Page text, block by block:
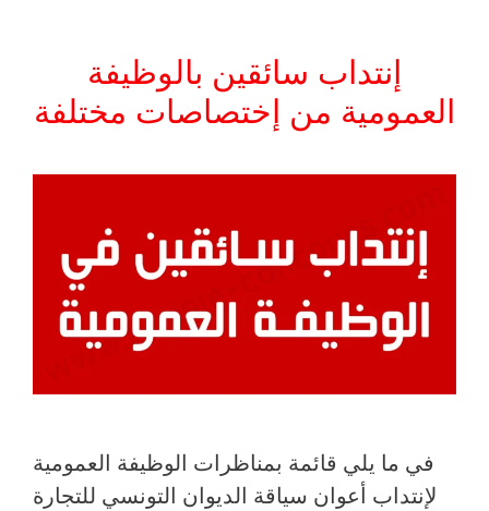
إنتداب سائقين بالوظيفة
العمومية من إختصاصات مختلفة
في ما يلي قائمة بمناظرات الوظيفة العمومية
لإنتداب أعوان سياقة الديوان التونسي للتجارة